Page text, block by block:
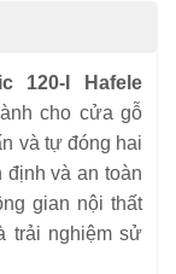
120-I Hafele
cho cửa gỗ
và tự đóng hai
định và an toàn
gian nội thất
trải nghiệm sử